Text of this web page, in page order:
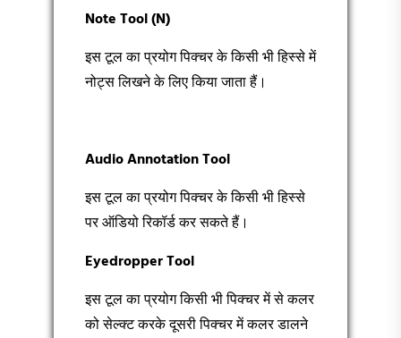
Note Tool (N)
इस टूल का प्रयोग पिक्चर के किसी भी हिस्से में
नोट्स लिखने के लिए किया जाता हैं।
Audio Annotation Tool
इस टूल का प्रयोग पिक्चर के किसी भी हिस्से
पर ऑडियो रिकॉर्ड कर सकते हैं।
Eyedropper Tool
इस टूल का प्रयोग किसी भी पिक्चर में से कलर
को सेल्क्ट करके दूसरी पिक्चर में कलर डालने